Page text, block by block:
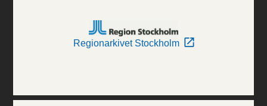
Regionarkivet Stockholm